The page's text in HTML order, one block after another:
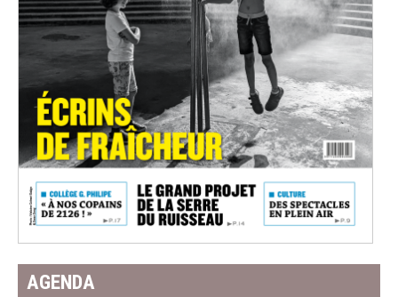
AGENDA